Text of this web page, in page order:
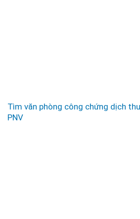
Tìm văn phòng công chứng dịch
PNV